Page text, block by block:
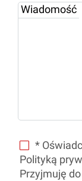
Wiadomość
*
Polityką
Przyjmuję